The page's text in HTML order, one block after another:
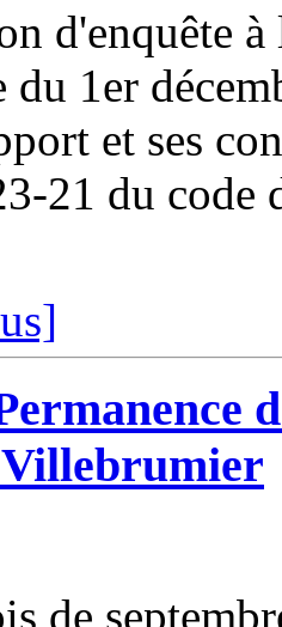
d'enquête
du 1er
et ses
21 du code
de